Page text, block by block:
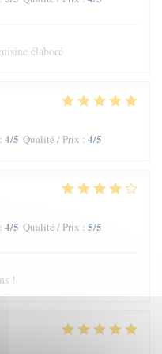
élaboré
: 4/5 Qualité / Prix : 4/5
: 4/5 Qualité / Prix : 5/5
!